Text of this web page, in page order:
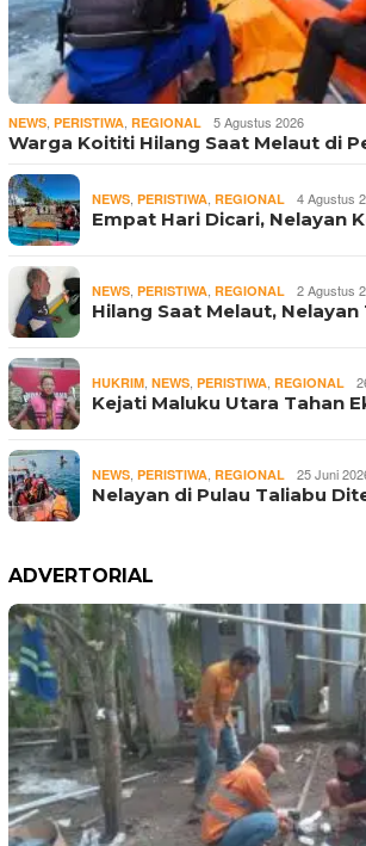
NEWS, PERISTIWA, REGIONAL 5 Agustus 2026
Warga Koititi Hilang Saat Melaut di
NEWS, PERISTIWA, REGIONAL 4 Agustus
Empat Hari Dicari, Nelayan
NEWS, PERISTIWA, REGIONAL 2 Agustus
Hilang Saat Melaut,
HUKRIM, NEWS, PERISTIWA, REGIONAL
Kejati Maluku Utara Tahan
NEWS, PERISTIWA, REGIONAL 25 Juni
Nelayan di Pulau Taliabu
ADVERTORIAL